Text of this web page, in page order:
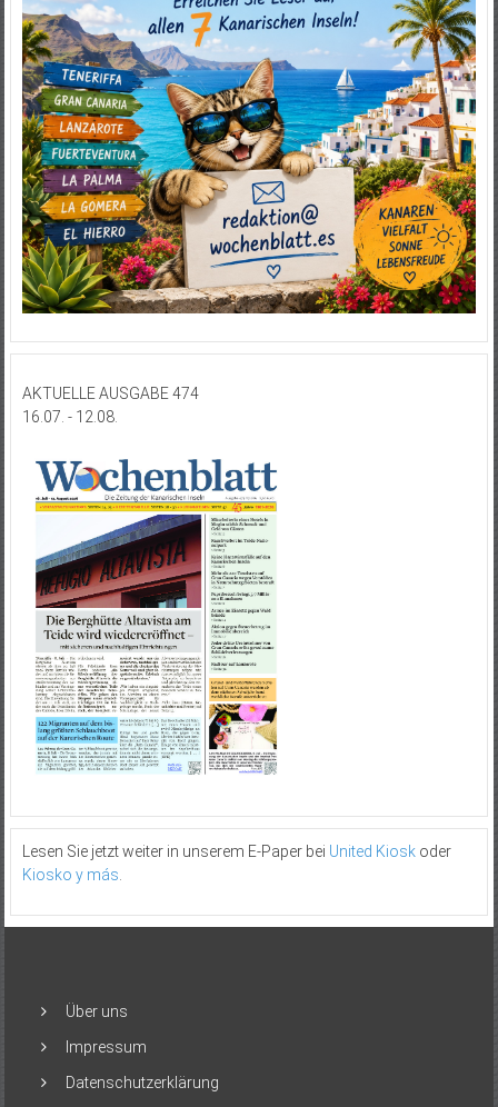
AKTUELLE AUSGABE 474
16.07. - 12.08.
Lesen Sie jetzt weiter in unserem E-Paper bei United Kioskoder
Kiosko y más
Über uns
Impressum
Datenschutzerklärung